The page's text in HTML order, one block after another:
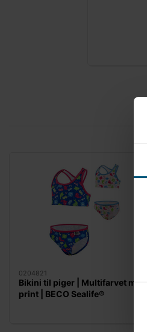
0204821
Bikini til piger | Multifarvet med
print | BECO Sealife®